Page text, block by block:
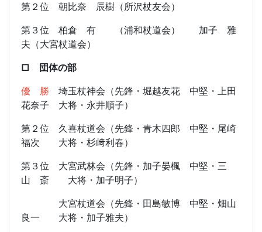
第２位 朝比奈 辰樹（所沢杖友会）
第３位 柏倉 有 （浦和杖道会） 加子 雅
夫（大宮杖道会）
□ 団体の部
優 勝 埼玉杖神会（先鋒・堀越友花 中堅・上田
花奈子 大将・永井順子）
第２位 久喜杖道会（先鋒・青木四郎 中堅・尾崎
福次 大将・杉﨑利春）
第３位 大宮武林会（先鋒・加子晏楓 中堅・三
山 斎 大将・加子明子）
大宮杖道会（先鋒・田島敏博 中堅・畑山
良一 大将・加子雅夫）